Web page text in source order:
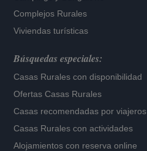
Complejos Rurales
Viviendas turísticas
Búsquedas especiales:
Casas Rurales con disponibilidad
Ofertas Casas Rurales
Casas recomendadas por viajeros
Casas Rurales con actividades
Alojamientos con reserva online